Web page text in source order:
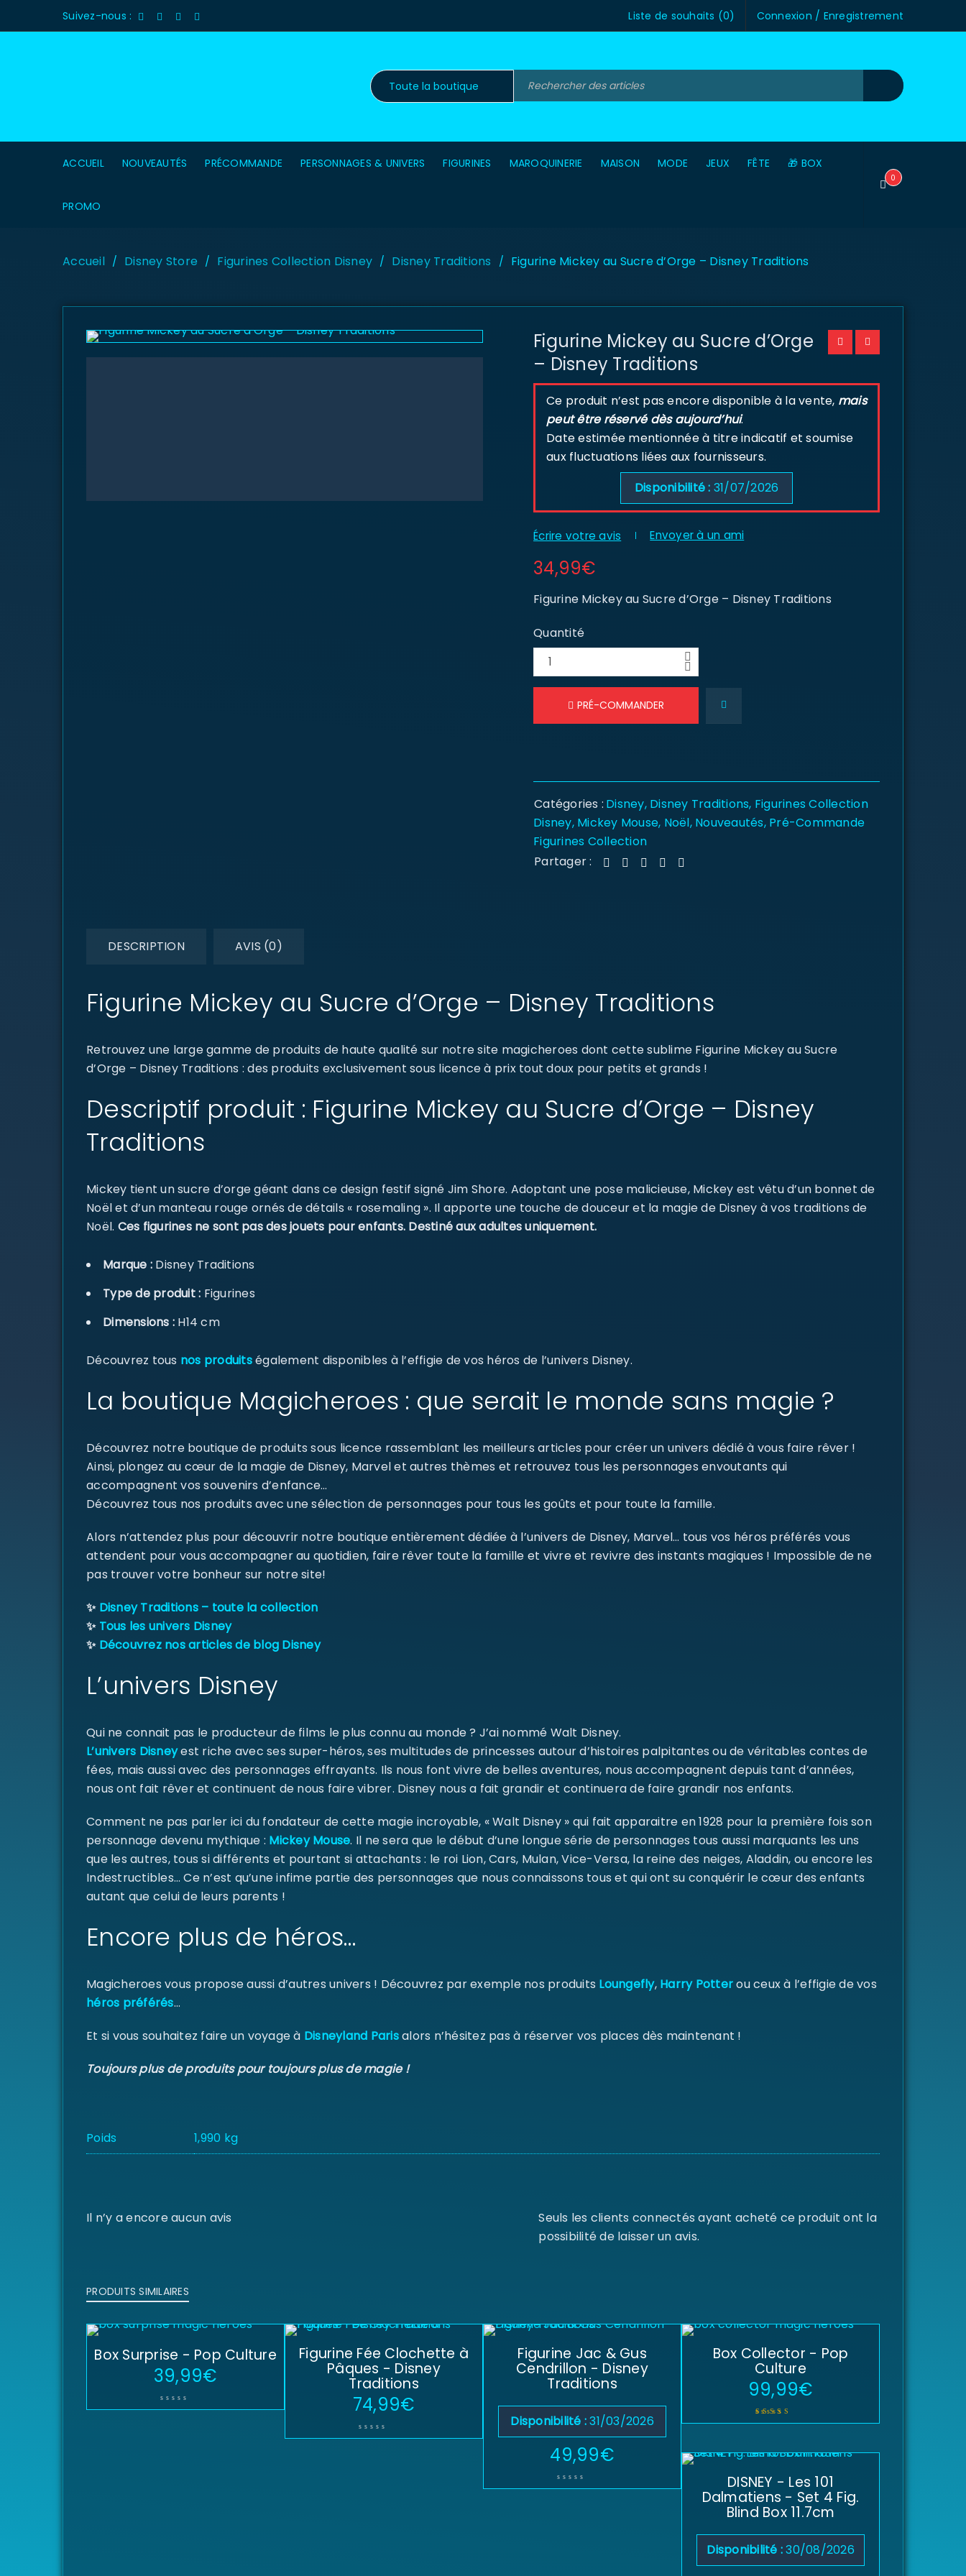
SE CONNECTER
Identifiant ou e-mail*
MOT DE PASSE PERDU ?
Suivez-nous : Connexion / Enregistrement
Liste de souhaits (0)
ACCUEIL NOUVEAUTÉS PRÉCOMMANDE PERSONNAGES & UNIVERS FIGURINES MAROQUINERIE MAISON MODE JEUX FÊTE 🎁 BOX
PROMO
0
Accueil / Disney Store / Figurines Collection Disney / Disney Traditions / Figurine Mickey au Sucre d’Orge – Disney Traditions
Figurine Mickey au Sucre d’Orge
– Disney Traditions
Ce produit n’est pas encore disponible à la vente, mais
peut être réservé dès aujourd’hui.
Date estimée mentionnée à titre indicatif et soumise
aux fluctuations liées aux fournisseurs.
Disponibilité : 31/07/2026
Écrire votre avis Envoyer à un ami
34,99€
Figurine Mickey au Sucre d’Orge – Disney Traditions
Quantité
PRÉ-COMMANDER
Catégories : Disney, Disney Traditions, Figurines Collection
Disney, Mickey Mouse, Noël, Nouveautés, Pré-Commande
Figurines Collection
Partager :
DESCRIPTION AVIS (0)
Figurine Mickey au Sucre d’Orge – Disney Traditions
Retrouvez une large gamme de produits de haute qualité sur notre site magicheroes dont cette sublime Figurine Mickey au Sucre
d’Orge – Disney Traditions : des produits exclusivement sous licence à prix tout doux pour petits et grands !
Descriptif produit : Figurine Mickey au Sucre d’Orge – Disney
Traditions
Mickey tient un sucre d’orge géant dans ce design festif signé Jim Shore. Adoptant une pose malicieuse, Mickey est vêtu d’un bonnet de
Noël et d’un manteau rouge ornés de détails « rosemaling ». Il apporte une touche de douceur et la magie de Disney à vos traditions de
Noël. Ces figurines ne sont pas des jouets pour enfants. Destiné aux adultes uniquement.
Marque : Disney Traditions
Type de produit : Figurines
Dimensions : H14 cm
Découvrez tous nos produitségalement disponibles à l’effigie de vos héros de l’univers Disney.
La boutique Magicheroes : que serait le monde sans magie ?
Découvrez notre boutique de produits sous licence rassemblant les meilleurs articles pour créer un univers dédié à vous faire rêver !
Ainsi, plongez au cœur de la magie de Disney, Marvel et autres thèmes et retrouvez tous les personnages envoutants qui
accompagnent vos souvenirs d’enfance…
Découvrez tous nos produits avec une sélection de personnages pour tous les goûts et pour toute la famille.
Alors n’attendez plus pour découvrir notre boutique entièrement dédiée à l’univers de Disney, Marvel… tous vos héros préférés vous
attendent pour vous accompagner au quotidien, faire rêver toute la famille et vivre et revivre des instants magiques ! Impossible de ne
pas trouver votre bonheur sur notre site!
✨ Disney Traditions – toute la collection
✨ Tous les univers Disney
✨ Découvrez nos articles de blog Disney
L’univers Disney
Qui ne connait pas le producteur de films le plus connu au monde ? J’ai nommé Walt Disney.
L’univers Disneyest riche avec ses super-héros, ses multitudes de princesses autour d’histoires palpitantes ou de véritables contes de
fées, mais aussi avec des personnages effrayants. Ils nous font vivre de belles aventures, nous accompagnent depuis tant d’années,
nous ont fait rêver et continuent de nous faire vibrer. Disney nous a fait grandir et continuera de faire grandir nos enfants.
Comment ne pas parler ici du fondateur de cette magie incroyable, « Walt Disney » qui fait apparaitre en 1928 pour la première fois son
personnage devenu mythique : Mickey Mouse. Il ne sera que le début d’une longue série de personnages tous aussi marquants les uns
que les autres, tous si différents et pourtant si attachants : le roi Lion, Cars, Mulan, Vice-Versa, la reine des neiges, Aladdin, ou encore les
Indestructibles… Ce n’est qu’une infime partie des personnages que nous connaissons tous et qui ont su conquérir le cœur des enfants
autant que celui de leurs parents !
Encore plus de héros…
Magicheroes vous propose aussi d’autres univers ! Découvrez par exemple nos produits Loungefly,Harry Potterou ceux à l’effigie de vos
héros préférés…
Et si vous souhaitez faire un voyage à Disneyland Parisalors n’hésitez pas à réserver vos places dès maintenant !
Toujours plus de produits pour toujours plus de magie !
Poids 1,990 kg
Il n’y a encore aucun avis
Seuls les clients connectés ayant acheté ce produit ont la
possibilité de laisser un avis.
PRODUITS SIMILAIRES
Box Surprise - Pop Culture
39,99€
Figurine Fée Clochette à
Pâques - Disney
Traditions
74,99€
Figurine Jac & Gus
Cendrillon - Disney
Traditions
Disponibilité :31/03/2026
49,99€
Box Collector - Pop
Culture
99,99€
DISNEY - Les 101
Dalmatiens - Set 4 Fig.
Blind Box 11.7cm
Disponibilité :30/08/2026